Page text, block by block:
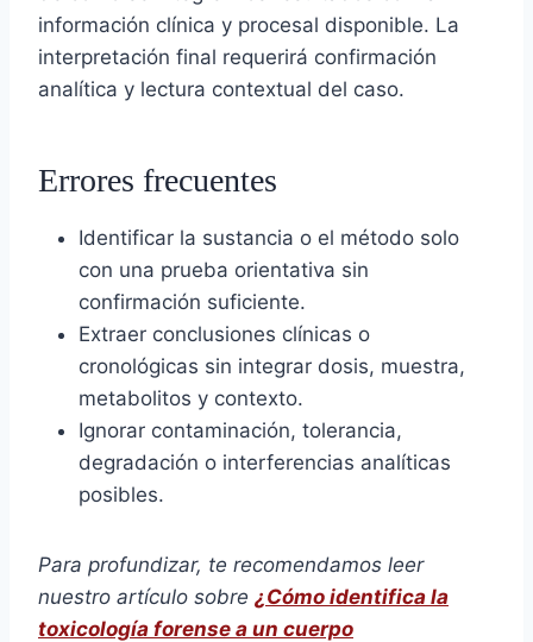
información clínica y procesal disponible. La
interpretación final requerirá confirmación
analítica y lectura contextual del caso.
Errores frecuentes
Identificar la sustancia o el método solo
con una prueba orientativa sin
confirmación suficiente.
Extraer conclusiones clínicas o
cronológicas sin integrar dosis, muestra,
metabolitos y contexto.
Ignorar contaminación, tolerancia,
degradación o interferencias analíticas
posibles.
Para profundizar, te recomendamos leer
nuestro artículo sobre ¿Cómo identifica la
toxicología forense a un cuerpo